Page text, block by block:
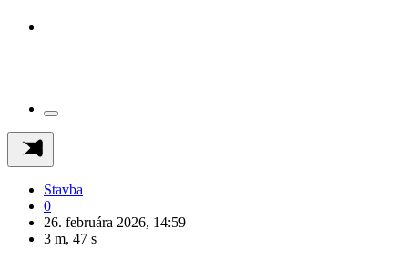
Stavba
0
26. februára 2026, 14:59
3 m, 47 s